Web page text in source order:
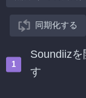
同期化する
Soundiiz
す